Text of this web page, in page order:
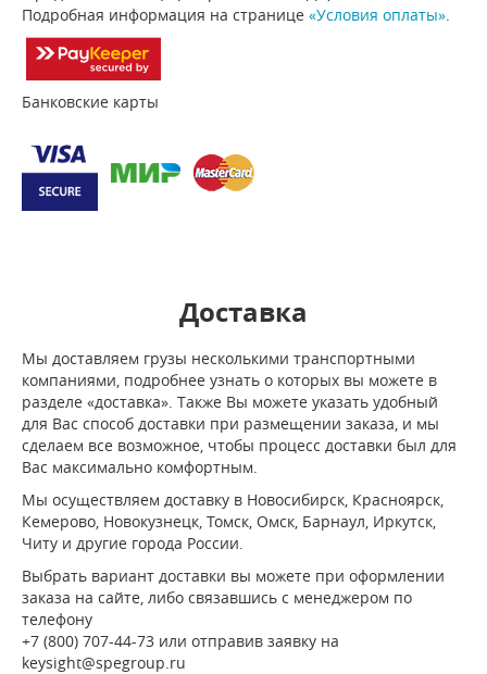
Подробная информация на странице «Условия оплаты»
Банковские карты
Доставка
Мы доставляем грузы несколькими транспортными
компаниями, подробнее узнать о которых вы можете в
разделе «доставка». Также Вы можете указать удобный
для Вас способ доставки при размещении заказа, и мы
сделаем все возможное, чтобы процесс доставки был для
Вас максимально комфортным.
Мы осуществляем доставку в Новосибирск, Красноярск,
Кемерово, Новокузнецк, Томск, Омск, Барнаул, Иркутск,
Читу и другие города России.
Выбрать вариант доставки вы можете при оформлении
заказа на сайте, либо связавшись с менеджером по
телефону
+7 (800) 707-44-73 или отправив заявку на
keysight@spegroup.ru